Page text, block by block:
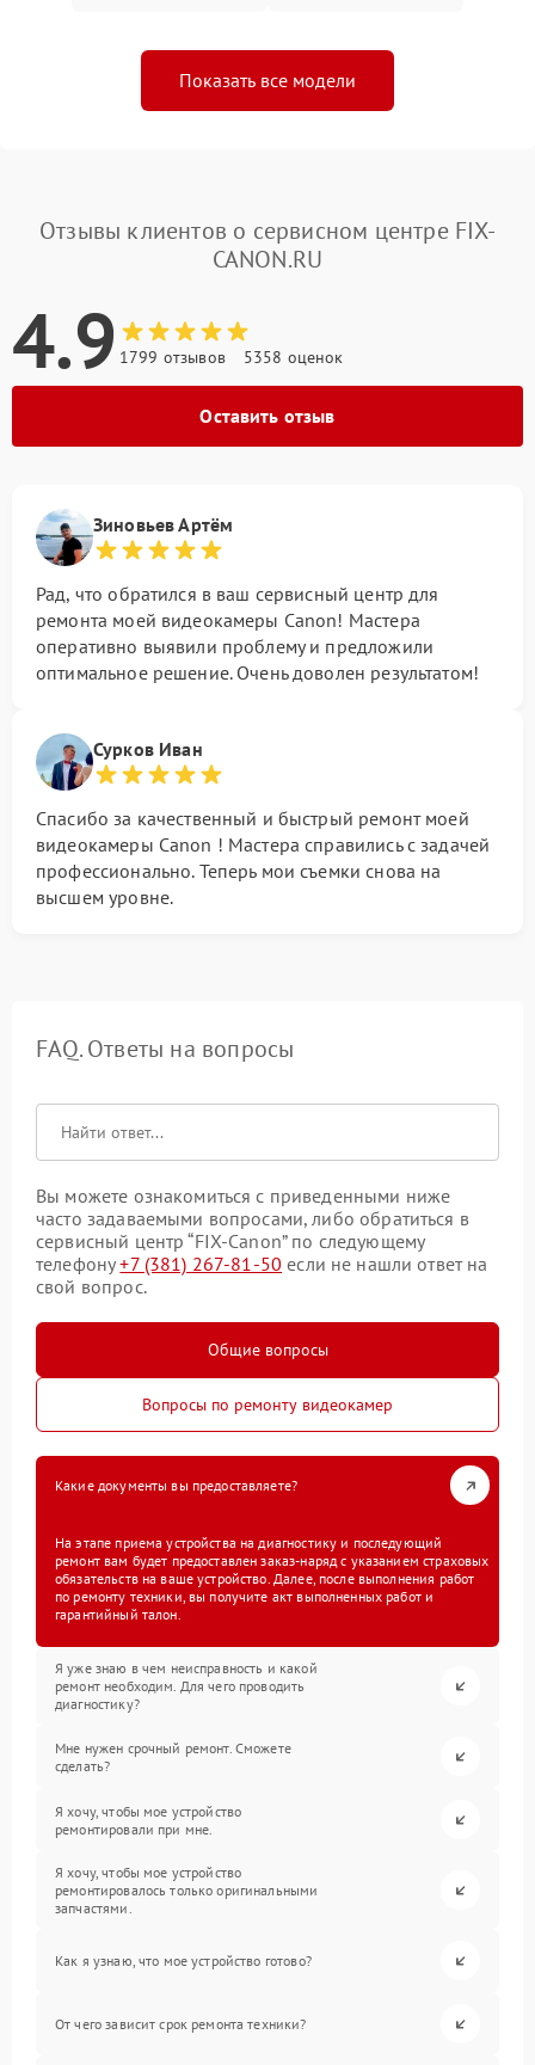
Показать все модели
Отзывы клиентов о сервисном центре FIX-
CANON.RU
4.9 1799 отзывов 5358 оценок
Оставить отзыв
Зиновьев Артём
Рад, что обратился в ваш сервисный центр для
ремонта моей видеокамеры Canon! Мастера
оперативно выявили проблему и предложили
оптимальное решение. Очень доволен результатом!
Сурков Иван
Спасибо за качественный и быстрый ремонт моей
видеокамеры Canon ! Мастера справились с задачей
профессионально. Теперь мои съемки снова на
высшем уровне.
FAQ. Ответы на вопросы
Вы можете ознакомиться с приведенными ниже
часто задаваемыми вопросами, либо обратиться в
сервисный центр “FIX-Canon” по следующему
телефону+7 (381) 267-81-50 если не нашли ответ на
свой вопрос.
Общие вопросы
Вопросы по ремонту видеокамер
Какие документы вы предоставляете?
На этапе приема устройства на диагностику и последующий
ремонт вам будет предоставлен заказ-наряд с указанием страховых
обязательств на ваше устройство. Далее, после выполнения работ
по ремонту техники, вы получите акт выполненных работ и
гарантийный талон.
Я уже знаю в чем неисправность и какой
ремонт необходим. Для чего проводить
диагностику?
Мне нужен срочный ремонт. Сможете
сделать?
Я хочу, чтобы мое устройство
ремонтировали при мне.
Я хочу, чтобы мое устройство
ремонтировалось только оригинальными
запчастями.
Как я узнаю, что мое устройство готово?
От чего зависит срок ремонта техники?